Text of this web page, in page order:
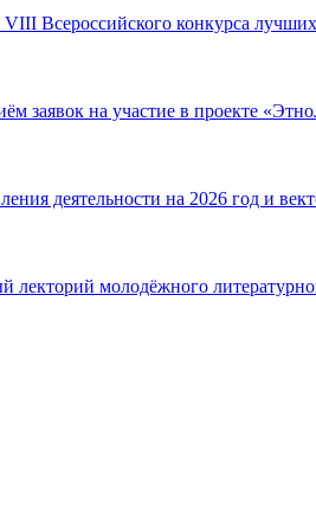
Всероссийского конкурса
заявок на участие в проекте
деятельности на 2026 год и
лекторий молодёжного